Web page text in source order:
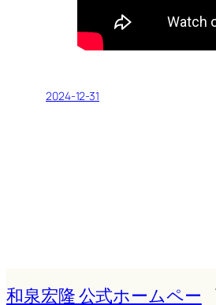
2024-12-31
和泉宏隆 公式ホームペー